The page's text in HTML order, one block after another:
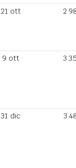
21 ott
9 ott
31 dic